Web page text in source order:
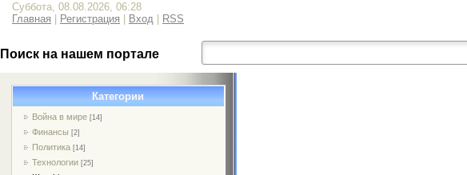
Суббота, 08.08.2026, 06:28
Главная
Регистрация Вход RSS
Поиск на нашем портале
Категории
Война в мире [14]
Финансы [2]
Политика [14]
Технологии [25]